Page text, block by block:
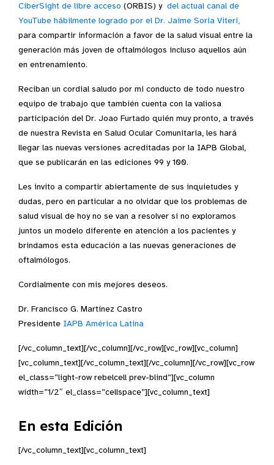
CiberSight de libre acceso (ORBIS) y del actual canal de
YouTube hábilmente logrado por el Dr. Jaime Soria Viteri,
para compartir información a favor de la salud visual entre la
generación más joven de oftalmólogos incluso aquellos aún
en entrenamiento.
Reciban un cordial saludo por mi conducto de todo nuestro
equipo de trabajo que también cuenta con la valiosa
participación del Dr. Joao Furtado quién muy pronto, a través
de nuestra Revista en Salud Ocular Comunitaria, les hará
llegar las nuevas versiones acreditadas por la IAPB Global,
que se publicarán en las ediciones 99 y 100.
Les invito a compartir abiertamente de sus inquietudes y
dudas, pero en particular a no olvidar que los problemas de
salud visual de hoy no se van a resolver si no exploramos
juntos un modelo diferente en atención a los pacientes y
brindamos esta educación a las nuevas generaciones de
oftalmólogos.
Cordialmente con mis mejores deseos.
Dr. Francisco G. Martínez Castro
Presidente IAPB América Latina
[/vc_column_text][/vc_column][/vc_row][vc_row][vc_column]
[vc_column_text][/vc_column_text][/vc_column][/vc_row][vc_row
el_class=”light-row rebelcell prev-blind”][vc_column
width=”1/2″ el_class=”cellspace”][vc_column_text]
En esta Edición
[/vc_column_text][vc_column_text]